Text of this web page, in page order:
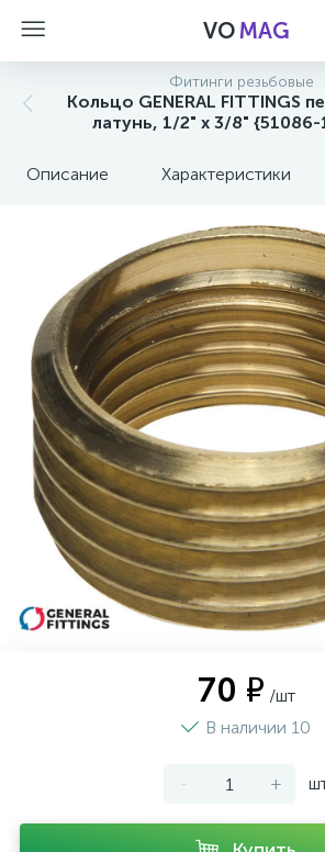
VOMAG
Фитинги резьбовые
Кольцо GENERAL FITTINGS
латунь, 1/2" х 3/8"
Описание Характеристики
70 ₽ /шт
В наличии 10
- +